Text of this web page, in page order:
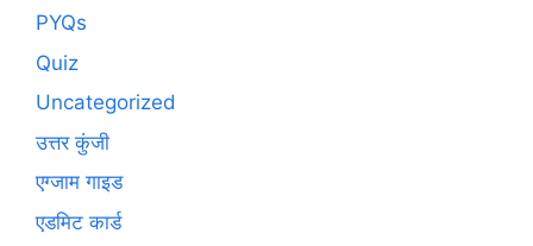
PYQs
Quiz
Uncategorized
उत्तर कुंजी
एग्जाम गाइड
एडमिट कार्ड